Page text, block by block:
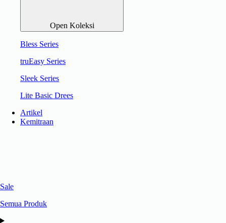
Open Koleksi
Bless Series
truEasy Series
Sleek Series
Lite Basic Drees
Artikel
Kemitraan
Sale
Semua Produk